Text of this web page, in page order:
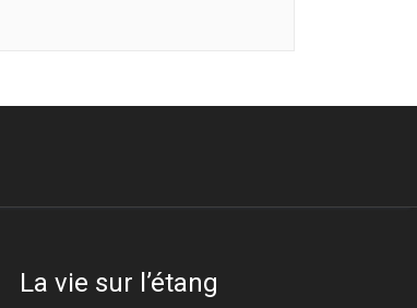
La vie sur l’étang